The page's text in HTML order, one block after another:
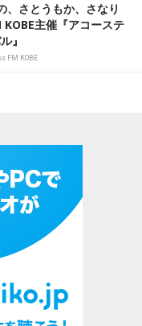
、さとうもか、さなり
主催『アコーステ
』
FM KOBE